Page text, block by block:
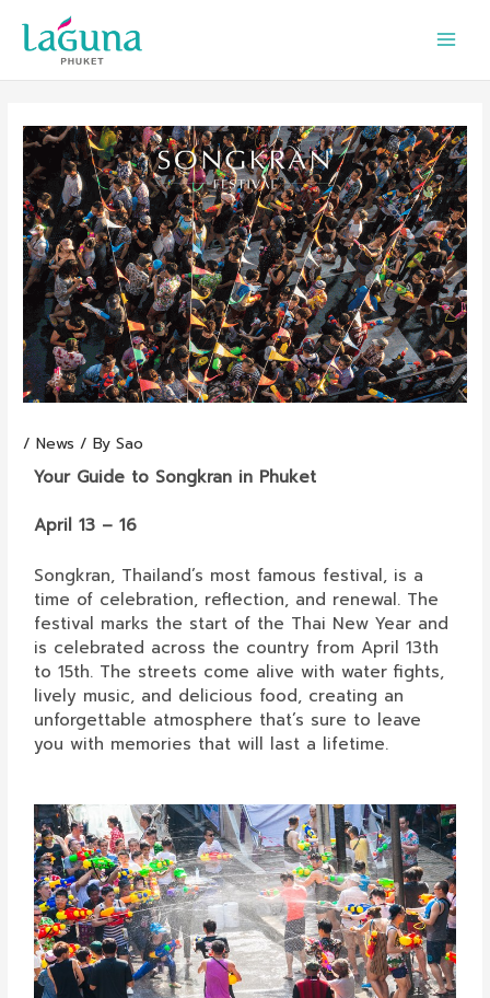
content
/News / BySao
Your Guide to Songkran in Phuket
April 13 – 16
Songkran, Thailand’s most famous festival, is a
time of celebration, reflection, and renewal. The
festival marks the start of the Thai New Year and
is celebrated across the country from April 13th
to 15th. The streets come alive with water fights,
lively music, and delicious food, creating an
unforgettable atmosphere that’s sure to leave
you with memories that will last a lifetime.